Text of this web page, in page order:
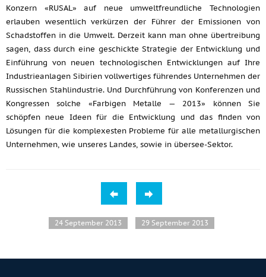
Konzern «RUSAL» auf neue umweltfreundliche Technologien
erlauben wesentlich verkürzen der Führer der Emissionen von
Schadstoffen in die Umwelt. Derzeit kann man ohne übertreibung
sagen, dass durch eine geschickte Strategie der Entwicklung und
Einführung von neuen technologischen Entwicklungen auf Ihre
Industrieanlagen Sibirien vollwertiges führendes Unternehmen der
Russischen Stahlindustrie. Und Durchführung von Konferenzen und
Kongressen solche «Farbigen Metalle — 2013» können Sie
schöpfen neue Ideen für die Entwicklung und das finden von
Lösungen für die komplexesten Probleme für alle metallurgischen
Unternehmen, wie unseres Landes, sowie in übersee-Sektor.
24 September 2013 29 September 2013